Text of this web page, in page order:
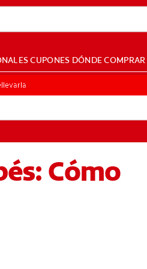
CUPONES DÓNDE COMPRAR
Cómo